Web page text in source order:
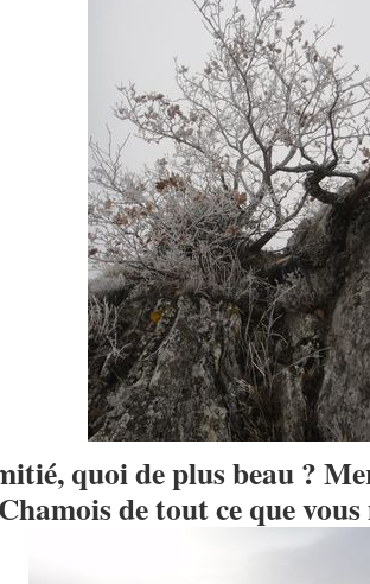
quoi de plus beau ?
Chamois de tout ce que